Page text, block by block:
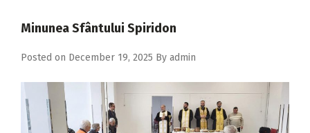
2017
2016
2015
2014
Minunea Sfântului Spiridon
Posted on December 19, 2025 By admin